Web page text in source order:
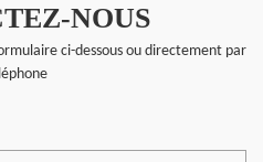
NOUS
ci-dessous ou directement par